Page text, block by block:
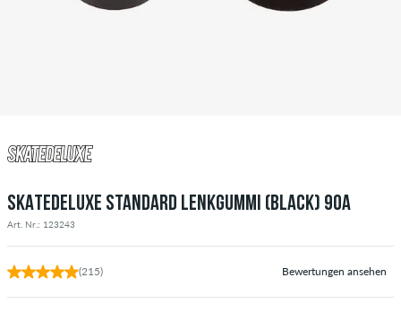
SKATEDELUXE STANDARD LENKGUMMI (BLACK) 90A
Art. Nr.: 123243
(215) Bewertungen ansehen